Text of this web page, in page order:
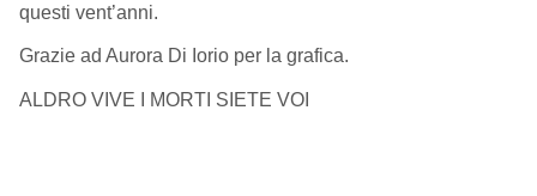
questi vent’anni.
Grazie ad Aurora Di Iorio per la grafica.
ALDRO VIVE I MORTI SIETE VOI